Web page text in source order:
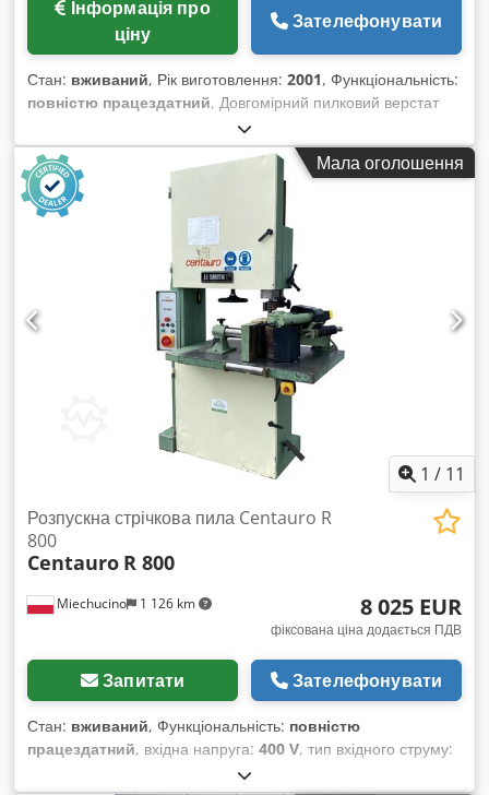
ціну
Зателефонувати
Стан: вживаний, Рік виготовлення: 2001, Функціональність:
повністю працездатний, Довгомірний пилковий верстат
CENTAURO SL 3000 Довжина розпилу: 3400 мм Ширина
розпилу (макс.): 600 мм Висота розпилу (макс.): 160 мм
Діаметр пильного диска: 550 мм Потужність головного
двигуна: 11 кВт Швидкість подачі: до 80 м/хв Габаритні
розміри верстата: 5285x1532x2150 см Вага: 1500 кг Рік
випуску: 2001 Credpfx Amozmf Idokof
Мала оголошення
1 / 11
Miechucino 1 126 km
Розпускна стрічкова пила Centauro R
800
Centauro R 800
8 025 EUR
фіксована ціна додається ПДВ
Запитати Зателефонувати
Стан: вживаний, Функціональність: повністю
працездатний, вхідна напруга: 400 V, тип вхідного струму:
, висота різання (макс.):